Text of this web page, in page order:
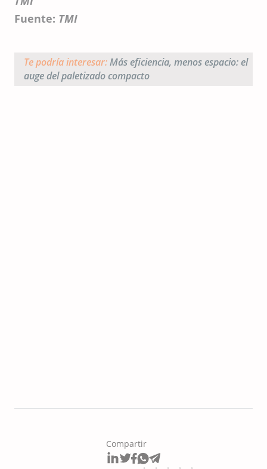
Fuente: TMI
Te podría interesar:Más eficiencia, menos espacio: el
auge del paletizado compacto
Compartir